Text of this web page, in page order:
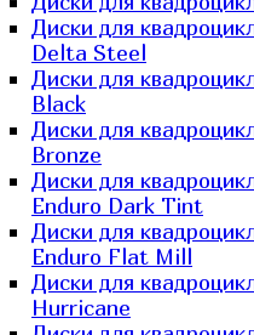
Диски для
Delta Steel
Диски для
Black
Диски для
Bronze
Диски для
Enduro Dark Tint
Диски для
Enduro Flat Mill
Диски для
Hurricane